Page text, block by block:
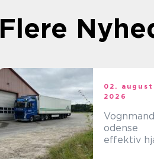
Flere
02. august
2026
Vognmand
odense
effektiv